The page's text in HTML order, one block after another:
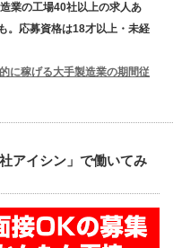
業の工場40社以上の求人あ
。応募資格は18才以上・未経
に稼げる大手製造業の期間従
アイシン」で働いてみ